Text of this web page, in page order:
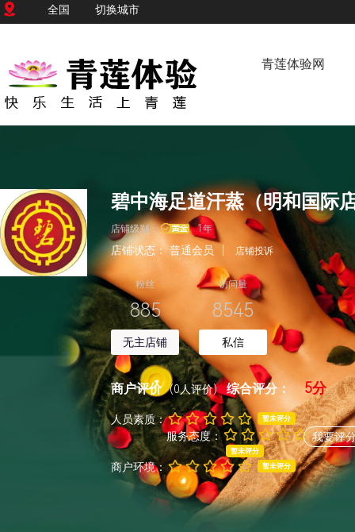
全国 切换城市
青莲体验网
碧中海足道汗蒸（明和国际
店铺级别： 1年
店铺状态：普通会员 店铺投诉
粉丝
885
无主店铺
访问量
8545
私信
商户评价 (0人评价)综合评分： 5分
人员素质： 暂未评分
服务态度：
暂未评分
商户环境： 暂未评分
我要评